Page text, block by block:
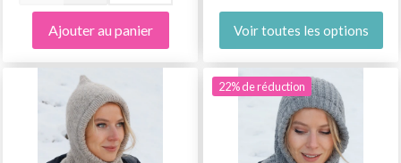
Ajouter au panier Voir toutes les options
22% de réduction